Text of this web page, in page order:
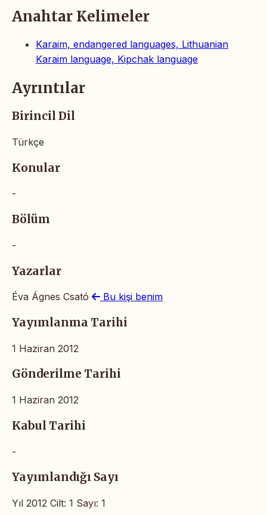
Anahtar Kelimeler
Karaim, endangered languages, Lithuanian
Karaim language, Kipchak language
Ayrıntılar
Birincil Dil
Türkçe
Konular
-
Bölüm
-
Yazarlar
Éva Ágnes Csató Bu kişi benim
Yayımlanma Tarihi
1 Haziran 2012
Gönderilme Tarihi
1 Haziran 2012
Kabul Tarihi
-
Yayımlandığı Sayı
Yıl 2012 Cilt: 1 Sayı: 1